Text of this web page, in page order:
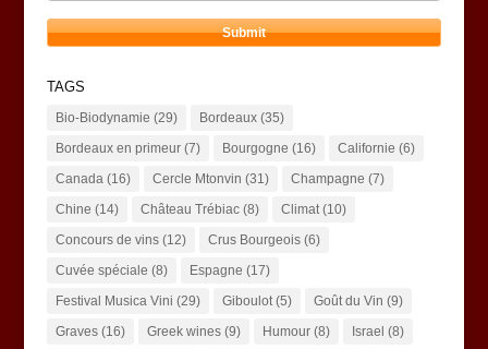
TAGS
Bio-Biodynamie (29) Bordeaux(35)
Bordeaux en primeur(7) Bourgogne (16) Californie (6)
Canada(16) Cercle Mtonvin (31) Champagne (7)
Chine (14) Château Trébiac(8) Climat(10)
Concours de vins(12) Crus Bourgeois(6)
Cuvée spéciale (8) Espagne (17)
Festival Musica Vini (29) Giboulot(5) Goût du Vin (9)
Graves(16) Greek wines(9) Humour(8) Israel (8)